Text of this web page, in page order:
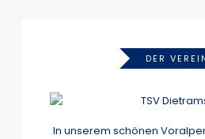
DER
In unserem schönen